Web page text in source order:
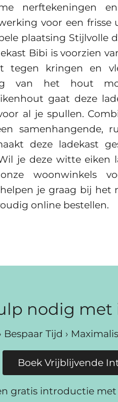
nerftekeningen
voor een
plaatsing Stijlvolle
Bibi is voorzien
tegen kringen en
van het hout
gaat deze
al je spullen.
samenhangende,
deze ladekast
je deze witte eiken
woonwinkels
je graag bij
online bestellen.
nodig met
Bespaar Tijd ›
Boek Vrijblijvende
gratis introductie met